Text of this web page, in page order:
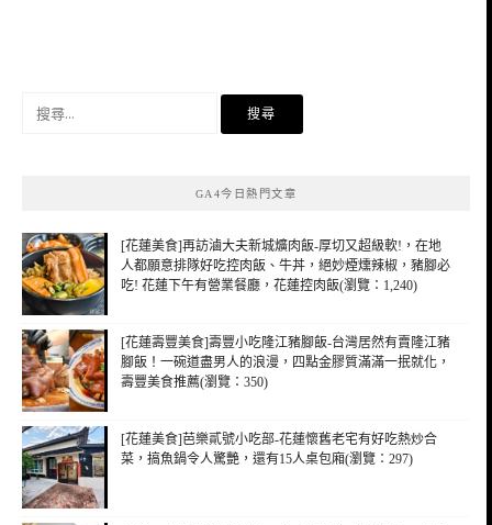
GA4今日熱門文章
[花蓮美食]再訪滷大夫新城爌肉飯-厚切又超級軟!，在地
人都願意排隊好吃控肉飯、牛丼，絕妙煙燻辣椒，豬腳必
吃! 花蓮下午有營業餐廳，花蓮控肉飯(瀏覽：1,240)
[花蓮壽豐美食]壽豐小吃隆江豬腳飯-台灣居然有賣隆江豬
腳飯！一碗道盡男人的浪漫，四點金膠質滿滿一抿就化，
壽豐美食推薦(瀏覽：350)
[花蓮美食]芭樂貳號小吃部-花蓮懷舊老宅有好吃熱炒合
菜，搞魚鍋令人驚艷，還有15人桌包廂(瀏覽：297)